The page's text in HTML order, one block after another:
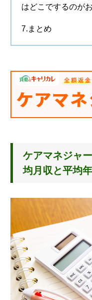
はどこでするのが
7.まとめ
ケアマネジャ
均月収と平均